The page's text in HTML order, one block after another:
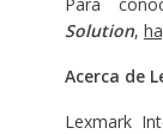
Solution,
Acerca de
Lexmark